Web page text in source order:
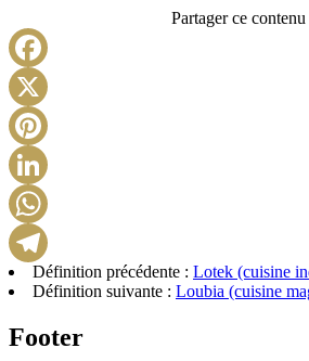
Partager ce contenu
Telegram
Définition précédente : Lotek (cuisine
Définition suivante : Loubia (cuisine
Footer